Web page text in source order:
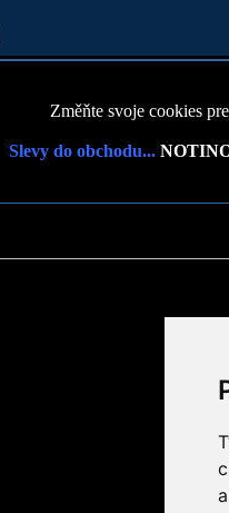
Změňte svoje cookies
Slevy do obchodu...